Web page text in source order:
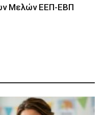
Μελών ΕΕΠ-ΕΒΠ